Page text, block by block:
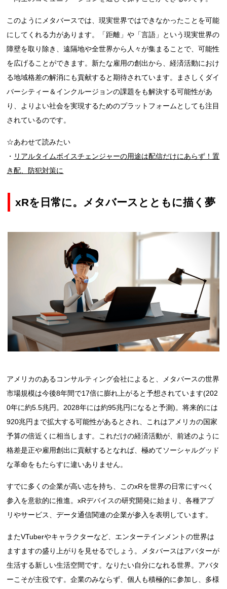
このようにメタバースでは、現実世界ではできなかったことを可能
にしてくれる力があります。「距離」や「言語」という現実世界の
障壁を取り除き、遠隔地や全世界から人々が集まることで、可能性
を広げることができます。新たな雇用の創出から、経済活動におけ
る地域格差の解消にも貢献すると期待されています。まさしくダイ
バーシティー＆インクルージョンの課題をも解決する可能性があ
り、よりよい社会を実現するためのプラットフォームとしても注目
されているのです。
☆あわせて読みたい
・ リアルタイムボイスチェンジャーの用途は配信だけにあらず！置
き配、防犯対策に
xRを日常に。メタバースとともに描く夢
アメリカのあるコンサルティング会社によると、メタバースの世界
市場規模は今後8年間で17倍に膨れ上がると予想されています(202
0年に約5.5兆円。2028年には約95兆円になると予測)。将来的には
920兆円まで拡大する可能性があるとされ、これはアメリカの国家
予算の倍近くに相当します。これだけの経済活動が、前述のように
格差是正や雇用創出に貢献するとなれば、極めてソーシャルグッド
な革命をもたらすに違いありません。
すでに多くの企業が高い志を持ち、このxRを世界の日常にすべく
参入を意欲的に推進。xRデバイスの研究開発に始まり、各種アプ
リやサービス、データ通信関連の企業が参入を表明しています。
またVTuberやキャラクターなど、エンターテインメントの世界は
ますますの盛り上がりを見せるでしょう。メタバースはアバターが
生活する新しい生活空間です。なりたい自分になれる世界。アバタ
ーこそが主役です。企業のみならず、個人も積極的に参加し、多様